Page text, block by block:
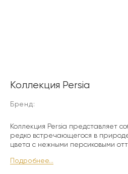
Коллекция Persia
Бренд:
Коллекция Persia представляет
редко встречающегося в
цвета с нежными персиковыми
Подробнее...